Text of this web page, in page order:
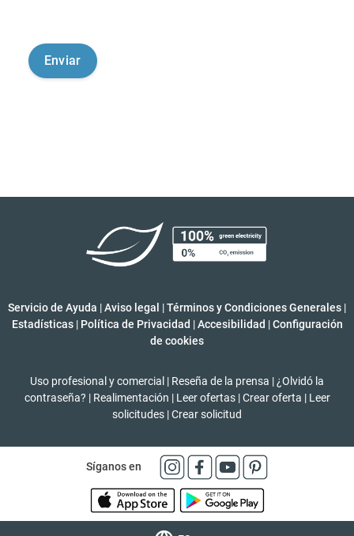
Servicio de Ayuda |Aviso legal |Términos y Condiciones Generales |
Estadísticas | Política de Privacidad | Accesibilidad | Configuración
de cookies
Uso profesional y comercial | Reseña de la prensa | ¿Olvidó la
contraseña? | Realimentación | Leer ofertas | Crear oferta | Leer
solicitudes |Crear solicitud
Síganos en